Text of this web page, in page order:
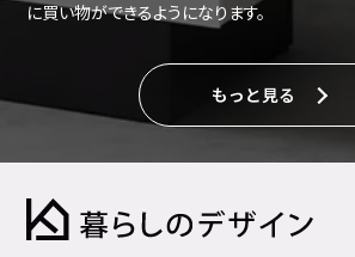
に買い物ができるようになります。
もっと見る